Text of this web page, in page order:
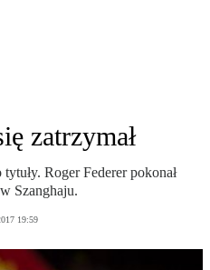
zatrzymał
Roger Federer pokonał
Szanghaju.
19:59